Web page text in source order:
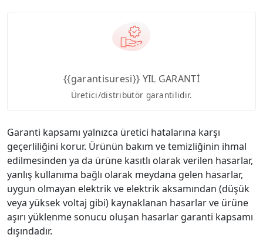
{{garantisuresi}} YIL GARANTİ
Üretici/distribütör garantilidir.
Garanti kapsamı yalnızca üretici hatalarına karşı
geçerliliğini korur. Ürünün bakım ve temizliğinin ihmal
edilmesinden ya da ürüne kasıtlı olarak verilen hasarlar,
yanlış kullanıma bağlı olarak meydana gelen hasarlar,
uygun olmayan elektrik ve elektrik aksamından (düşük
veya yüksek voltaj gibi) kaynaklanan hasarlar ve ürüne
aşırı yüklenme sonucu oluşan hasarlar garanti kapsamı
dışındadır.